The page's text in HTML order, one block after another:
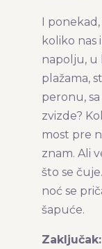
I
koliko nas
napolju, u
plažama,
peronu,
zvizde?
most pre
znam. Ali
što se
noć se
šapuće.